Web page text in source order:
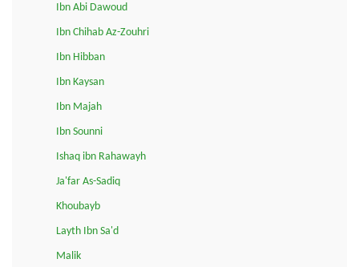
Ibn Abi Dawoud
Ibn Chihab Az-Zouhri
Ibn Hibban
Ibn Kaysan
Ibn Majah
Ibn Sounni
Ishaq ibn Rahawayh
Ja'far As-Sadiq
Khoubayb
Layth Ibn Sa'd
Malik